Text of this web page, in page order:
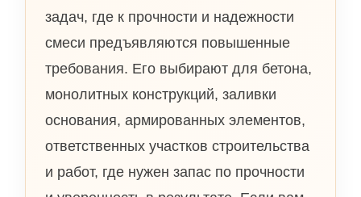
задач, где к прочности и надежности
смеси предъявляются повышенные
требования. Его выбирают для бетона,
монолитных конструкций, заливки
основания, армированных элементов,
ответственных участков строительства
и работ, где нужен запас по прочности